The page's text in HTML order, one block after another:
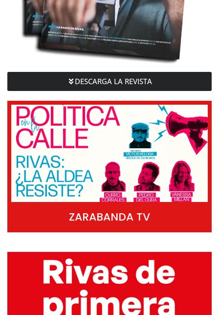
DESCARGA LA REVISTA
ZARABANDA TV